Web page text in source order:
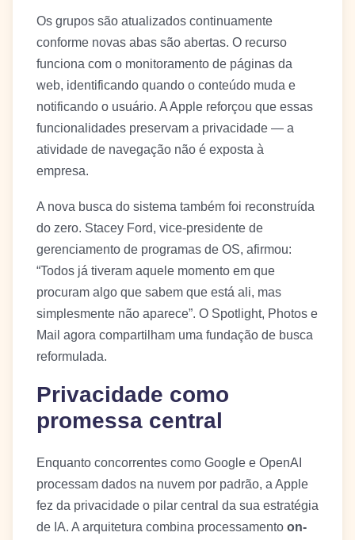
Os grupos são atualizados continuamente
conforme novas abas são abertas. O recurso
funciona com o monitoramento de páginas da
web, identificando quando o conteúdo muda e
notificando o usuário. A Apple reforçou que essas
funcionalidades preservam a privacidade — a
atividade de navegação não é exposta à
empresa.
A nova busca do sistema também foi reconstruída
do zero. Stacey Ford, vice-presidente de
gerenciamento de programas de OS, afirmou:
“Todos já tiveram aquele momento em que
procuram algo que sabem que está ali, mas
simplesmente não aparece”. O Spotlight, Photos e
Mail agora compartilham uma fundação de busca
reformulada.
Privacidade como
promessa central
Enquanto concorrentes como Google e OpenAI
processam dados na nuvem por padrão, a Apple
fez da privacidade o pilar central da sua estratégia
de IA. A arquitetura combina processamento on-